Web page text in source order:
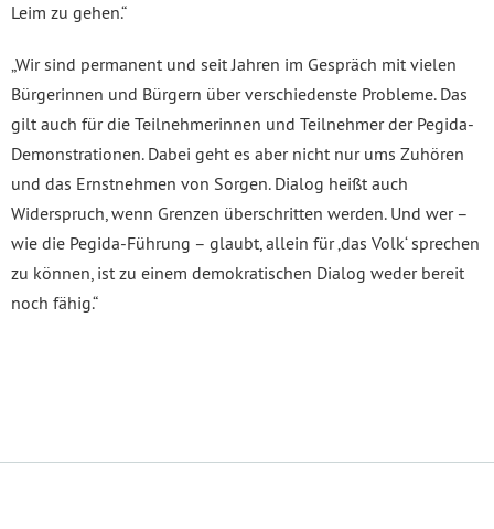
Leim zu gehen.“
„Wir sind permanent und seit Jahren im Gespräch mit vielen
Bürgerinnen und Bürgern über verschiedenste Probleme. Das
gilt auch für die Teilnehmerinnen und Teilnehmer der Pegida-
Demonstrationen. Dabei geht es aber nicht nur ums Zuhören
und das Ernstnehmen von Sorgen. Dialog heißt auch
Widerspruch, wenn Grenzen überschritten werden. Und wer –
wie die Pegida-Führung – glaubt, allein für ‚das Volk‘ sprechen
zu können, ist zu einem demokratischen Dialog weder bereit
noch fähig.“